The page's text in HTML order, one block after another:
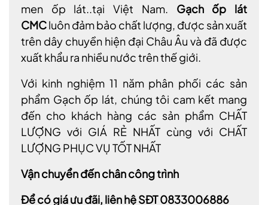
men ốp lát..tại Việt Nam. Gạch ốp lát
CMCluôn đảm bảo chất lượng, được sản xuất
trên dây chuyền hiện đại Châu Âu và đã được
xuất khẩu ra nhiều nước trên thế giới.
Với kinh nghiệm 11 năm phân phối các sản
phẩm Gạch ốp lát, chúng tôi cam kết mang
đến cho khách hàng các sản phẩm CHẤT
LƯỢNG với GIÁ RẺ NHẤT cùng với CHẤT
LƯỢNG PHỤC VỤ TỐT NHẤT
Vận chuyển đến chân công trình
Để có giá ưu đãi, liên hệ SĐT 0833006886